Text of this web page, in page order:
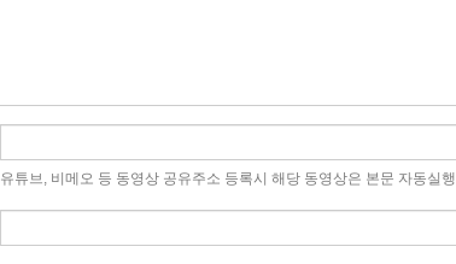
유튜브, 비메오 등 동영상 공유주소 등록시 해당 동영상은 본문 자동실행